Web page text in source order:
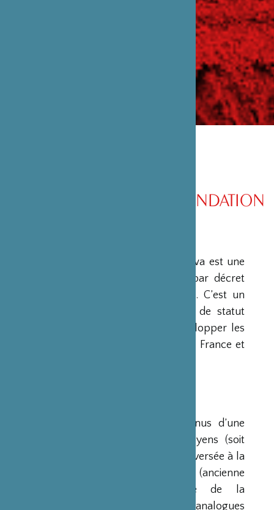
PRÉSENTATION DE LA FONDATION
La Fondation Franco-Japonaise Sasakawa est une
fondation reconnue d’utilité publique par décret
du Premier Ministre du 23 mars 1990. C’est un
organisme privé, sans but lucratif et de statut
français, qui a pour mission de « développer les
relations culturelles et d’amitié entre la France et
Ses ressources proviennent des revenus d’une
dotation initiale de trois milliards de yens (soit
environ 20 millions d’euros à l’époque) versée à la
France par la Fondation Nippon (ancienne
Fondation de l’Industrie Japonaise de la
Construction Navale). Des institutions analogues